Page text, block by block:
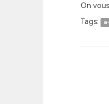
On
Tags: